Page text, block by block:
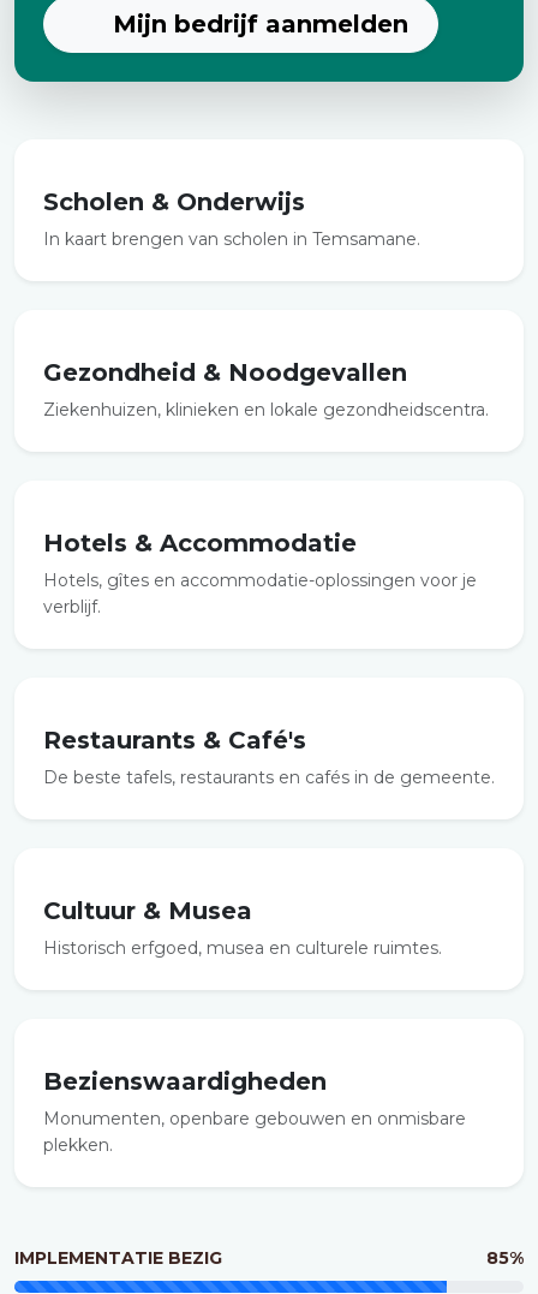
Mijn bedrijf aanmelden
Scholen & Onderwijs
In kaart brengen van scholen in Temsamane.
Gezondheid & Noodgevallen
Ziekenhuizen, klinieken en lokale gezondheidscentra.
Hotels & Accommodatie
Hotels, gîtes en accommodatie-oplossingen voor je
verblijf.
Restaurants & Café's
De beste tafels, restaurants en cafés in de gemeente.
Cultuur & Musea
Historisch erfgoed, musea en culturele ruimtes.
Bezienswaardigheden
Monumenten, openbare gebouwen en onmisbare
plekken.
IMPLEMENTATIE BEZIG 85%